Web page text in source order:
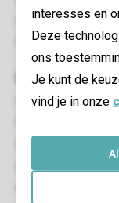
interesses en
Deze
ons
Je kunt de
vind je in onze
Parkeren bij de
Parkeren op de
Woon-/
Zithoek
HDMI-aansluiting